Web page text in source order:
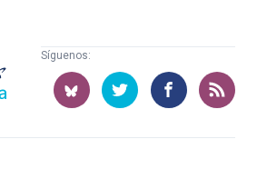
Síguenos: